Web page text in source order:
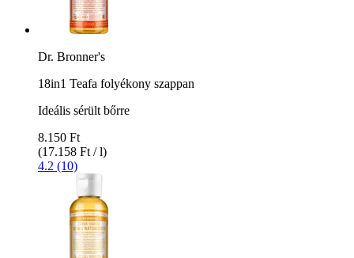
Dr. Bronner's
18in1 Teafa folyékony szappan
Ideális sérült bőrre
8.150 Ft
(17.158 Ft / l)
4.2 (10)